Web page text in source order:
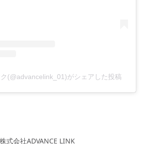
(@advancelink_01)がシェアした投稿
株式会社ADVANCE LINK